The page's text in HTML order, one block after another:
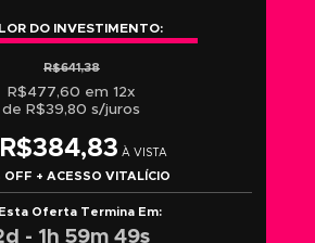
VALOR DO INVESTIMENTO:
R$641,38
R$477,60 em 12x
de R$39,80 s/juros